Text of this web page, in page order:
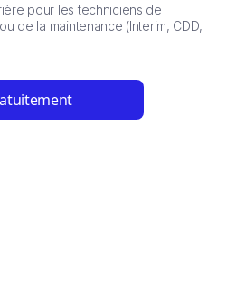
pour les techniciens de
de la maintenance (Interim, CDD,